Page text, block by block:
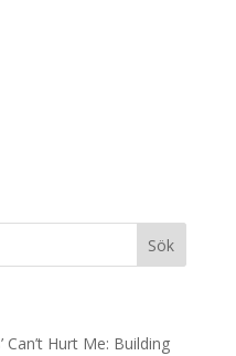
Hurt Me: Building